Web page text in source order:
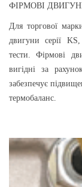
ФІРМОВІ
Для торгової
двигуни серії
тести. Фірмові
вигідні за
забезпечує
термобаланс.